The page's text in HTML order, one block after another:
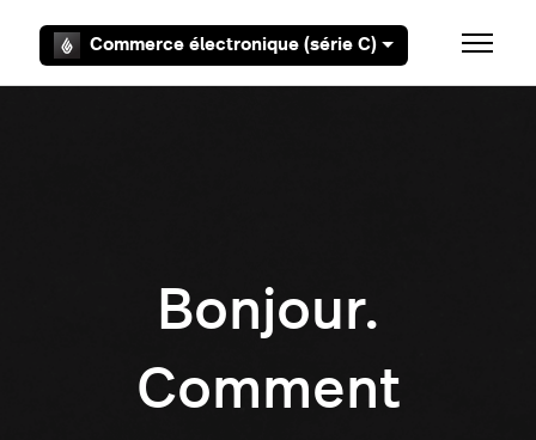
Commerce électronique (série C) Ouvrir/
Bonjour.
Comment